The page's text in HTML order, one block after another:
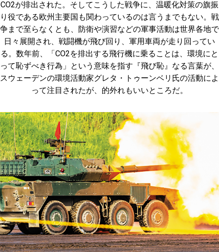
CO2が排出された。そしてこうした戦争に、温暖化対策の旗振
り役である欧州主要国も関わっているのは言うまでもない。戦
争まで至らなくとも、防衛や演習などの軍事活動は世界各地で
日々展開され、戦闘機が飛び回り、軍用車両が走り回ってい
る。数年前、「CO2を排出する飛行機に乗ることは、環境にと
って恥ずべき行為」という意味を指す『飛び恥』なる言葉が、
スウェーデンの環境活動家グレタ・トゥーンベリ氏の活動によ
って注目されたが、的外れもいいところだ。